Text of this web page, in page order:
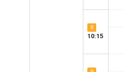
8
10:15